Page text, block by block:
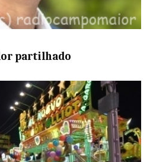
partilhado